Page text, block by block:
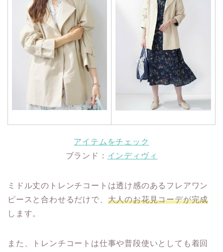
アイテムをチェック
ブランド： インディヴィ
ミドル丈のトレンチコートは透け感のあるフレアワン
ピースと合わせるだけで、 大人のお花見コーデが完成
します。
また、トレンチコートは仕事や普段使いとしても着回